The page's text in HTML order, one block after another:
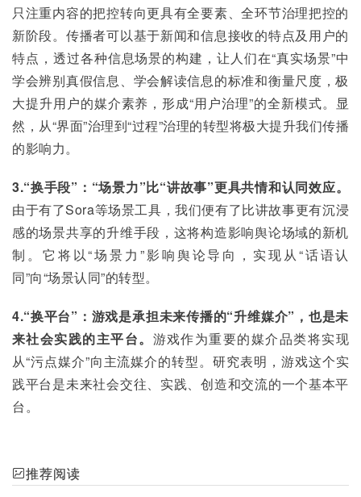
只注重内容的把控转向更具有全要素、全环节治理把控的
新阶段。传播者可以基于新闻和信息接收的特点及用户的
特点，透过各种信息场景的构建，让人们在“真实场景”中
学会辨别真假信息、学会解读信息的标准和衡量尺度，极
大提升用户的媒介素养，形成“用户治理”的全新模式。显
然，从“界面”治理到“过程”治理的转型将极大提升我们传播
的影响力。
3.“换手段”：“场景力”比“讲故事”更具共情和认同效应。
由于有了Sora等场景工具，我们便有了比讲故事更有沉浸
感的场景共享的升维手段，这将构造影响舆论场域的新机
制。它将以“场景力”影响舆论导向，实现从“话语认
同”向“场景认同”的转型。
4.“换平台”：游戏是承担未来传播的“升维媒介”，也是未
来社会实践的主平台。 游戏作为重要的媒介品类将实现
从“污点媒介”向主流媒介的转型。研究表明，游戏这个实
践平台是未来社会交往、实践、创造和交流的一个基本平
台。
推荐阅读